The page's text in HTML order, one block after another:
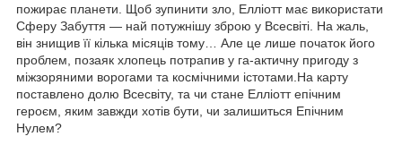
пожирає планети. Щоб зупинити зло, Елліотт має використати
Сферу Забуття — най потужнішу зброю у Всесвіті. На жаль,
він знищив її кілька місяців тому… Але це лише початок його
проблем, позаяк хлопець потрапив у га-актичну пригоду з
міжзоряними ворогами та космічними істотами.На карту
поставлено долю Всесвіту, та чи стане Елліотт епічним
героєм, яким завжди хотів бути, чи залишиться Епічним
Нулем?